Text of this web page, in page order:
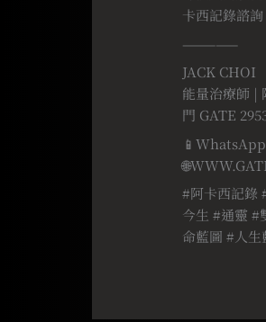
卡西記錄諮詢
—————
JACK CHOI
能量治療師 |
門 GATE
#阿卡西記錄
今生 #通靈 #
命藍圖 #人